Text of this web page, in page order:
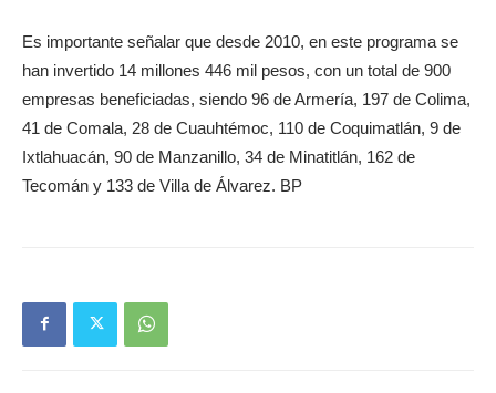
Es importante señalar que desde 2010, en este programa se
han invertido 14 millones 446 mil pesos, con un total de 900
empresas beneficiadas, siendo 96 de Armería, 197 de Colima,
41 de Comala, 28 de Cuauhtémoc, 110 de Coquimatlán, 9 de
Ixtlahuacán, 90 de Manzanillo, 34 de Minatitlán, 162 de
Tecomán y 133 de Villa de Álvarez. BP